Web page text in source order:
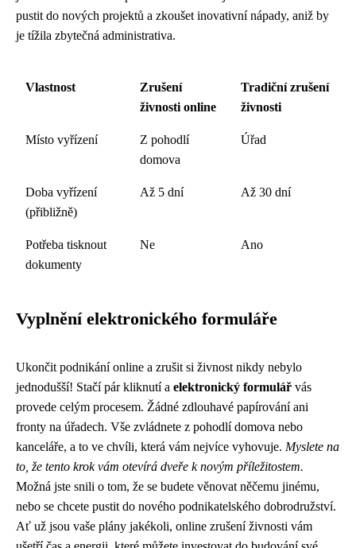
pustit do nových projektů a zkoušet inovativní nápady, aniž by
je tížila zbytečná administrativa.
Vlastnost
Zrušení
živnosti online
Tradiční zrušení
živnosti
Místo vyřízení
Z pohodlí
domova
Úřad
Doba vyřízení
(přibližně)
Až 5 dní Až 30 dní
Potřeba tisknout
dokumenty
Ne Ano
Vyplnění elektronického formuláře
Ukončit podnikání online a zrušit si živnost nikdy nebylo
jednodušší! Stačí pár kliknutí a elektronický formulář vás
provede celým procesem. Žádné zdlouhavé papírování ani
fronty na úřadech. Vše zvládnete z pohodlí domova nebo
kanceláře, a to ve chvíli, která vám nejvíce vyhovuje. Myslete na
to, že tento krok vám otevírá dveře k novým příležitostem.
Možná jste snili o tom, že se budete věnovat něčemu jinému,
nebo se chcete pustit do nového podnikatelského dobrodružství.
Ať už jsou vaše plány jakékoli, online zrušení živnosti vám